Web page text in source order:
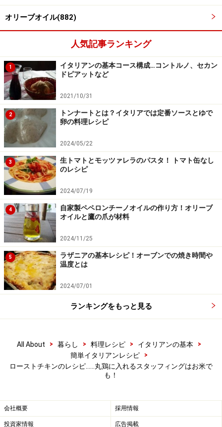
厚底鍋にみじん切りにしたタマネギ、セロリ、オリーブ
オイルを入れ火にかける。野菜の香りが出たらといだ米
を入れ、野菜コンソメを入れて炊く。リゾットが7分炊
き程度で、若干芯が残るような食感になったら火を止
め、パルメザンチーズを入れて混ぜる。
しりの口にローリエの葉を入れ、スタッフィングがこぼ
れでないように、足をたこ糸でしっかりと縛る。足先は
アルミホイルなどをかけておく。
オリーブオイル(882)
人気記事ランキング
1
イタリアンの基本コース構成…コントルノ、セカン
ドピアットなど
2021/10/31
2
トンナートとは？イタリアでは定番ソースとゆで
卵の料理レシピ
2024/05/22
3
生トマトとモッツァレラのパスタ！ トマト缶なし
のレシピ
2024/07/19
4
自家製ペペロンチーノオイルの作り方！オリーブ
オイルと鷹の爪が材料
2024/11/25
5
ラザニアの基本レシピ！オーブンでの焼き時間や
温度とは
2024/07/01
ランキングをもっと見る
All About > 暮らし > 料理レシピ > イタリアンの基本
>
簡単イタリアンレシピ
>
ローストチキンのレシピ……丸鶏に入れるスタッフィングはお米で
も！
会社概要 採用情報
投資家情報 広告掲載